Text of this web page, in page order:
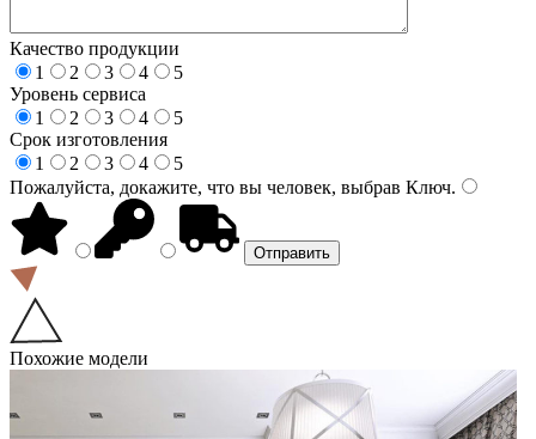
Качество продукции
1
2 3 4
5
Уровень сервиса
1
2 3 4
5
Срок изготовления
1
2 3 4
5
Пожалуйста, докажите, что вы человек, выбрав Ключ.
Похожие модели